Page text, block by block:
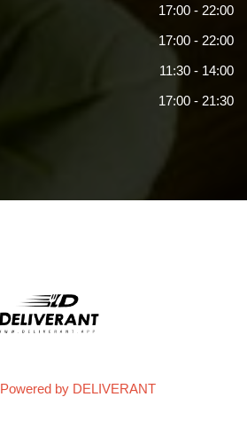
17:00 - 22:00
17:00 - 22:00
11:30 - 14:00
17:00 - 21:30
Powered by DELIVERANT